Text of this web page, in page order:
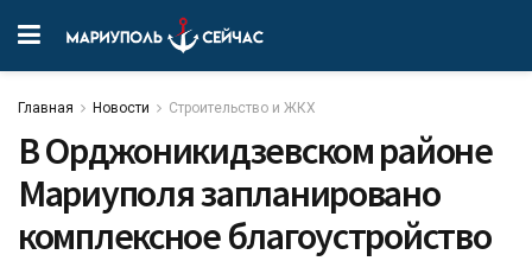
Главная Новости Строительство и ЖКХ
В Орджоникидзевском районе
Мариуполя запланировано
комплексное благоустройство